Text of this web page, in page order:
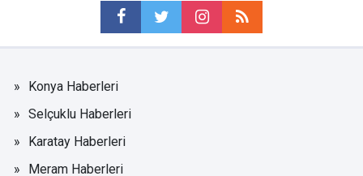
Konya Haberleri
Selçuklu Haberleri
Karatay Haberleri
Meram Haberleri